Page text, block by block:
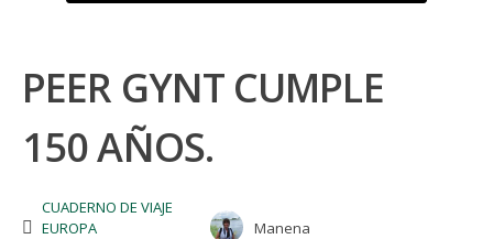
PEER GYNT CUMPLE
150 AÑOS.
CUADERNO DE VIAJE
EUROPA
Manena